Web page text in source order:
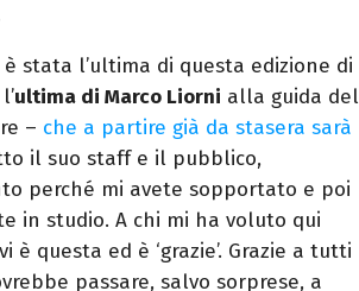
stata l’ultima di questa edizione di
ultima di Marco Liorni alla guida del
– che a partire già da stasera sarà
il suo staff e il pubblico,
perché mi avete sopportato e poi
in studio. A chi mi ha voluto qui
questa ed è ‘grazie’. Grazie a tutti
passare, salvo sorprese, a